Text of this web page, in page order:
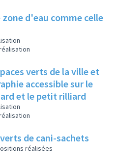
d'eau comme celle
verts de la ville et
accessible sur le
et le petit rilliard
de cani-sachets
réalisées